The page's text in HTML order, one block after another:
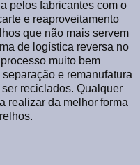
pelos fabricantes com o
e reaproveitamento
que não mais servem
de logística reversa no
muito bem
e remanufatura
reciclados. Qualquer
realizar da melhor forma